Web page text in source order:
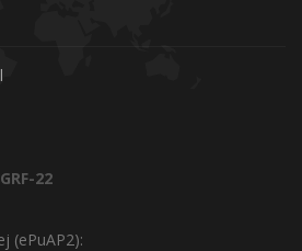
22
(ePuAP2):